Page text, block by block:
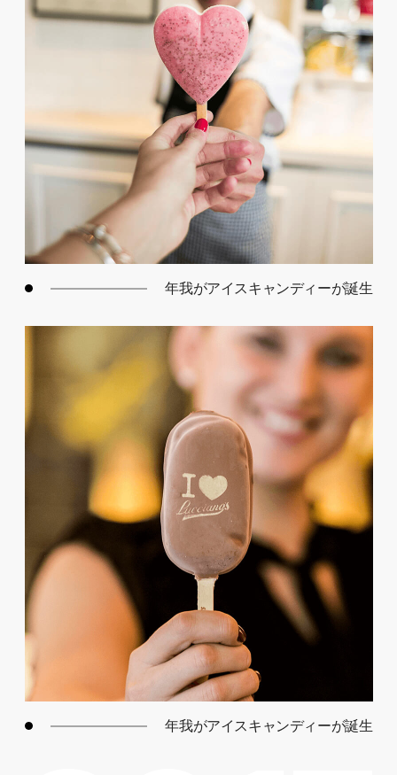
年我がアイスキャンディーが誕生
年我がアイスキャンディーが誕生